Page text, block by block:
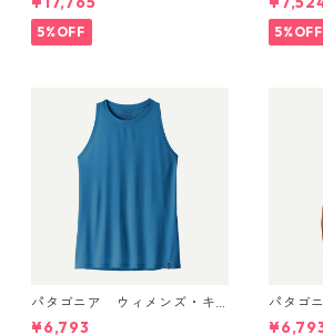
（ショート） (カラー Black)
Patagonia Men's Torrentshe
ll 3L Rain Pants - Short 日本
5%OFF
ール・
5%OFF
パタゴニア ウィメンズ・キ
ャプリーン・クール・ウルト
¥6,793
パタゴ
ャプリ